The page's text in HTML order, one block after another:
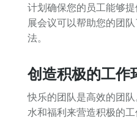
计划确保您的员工能够
展会议可以帮助您的团
法。
创造积极的工作
快乐的团队是高效的团
水和福利来营造积极的